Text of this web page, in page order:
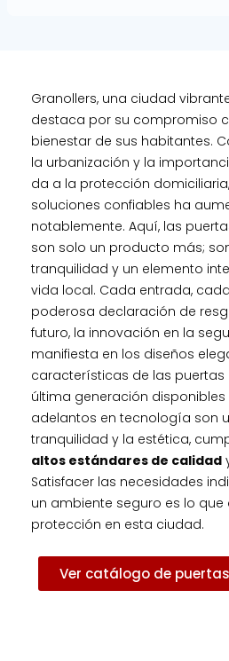
Granollers, una ciudad
destaca por su compromiso
bienestar de sus habitantes.
la urbanización y la
da a la protección
soluciones confiables ha
notablemente. Aquí, las
son solo un producto más;
tranquilidad y un elemento
vida local. Cada entrada,
poderosa declaración de
futuro, la innovación en la
manifiesta en los diseños
características de las puertas
última generación disponibles
adelantos en tecnología son
tranquilidad y la estética,
altos estándares de calidad
Satisfacer las necesidades
un ambiente seguro es lo que
protección en esta ciudad.
Ver catálogo de